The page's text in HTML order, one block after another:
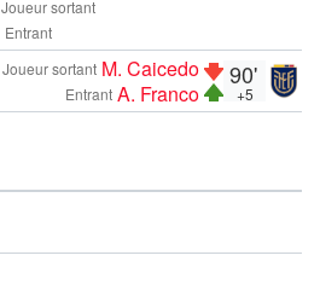
Joueur sortant
Entrant
90'
+5
Joueur sortant M. Caicedo
Entrant A. Franco